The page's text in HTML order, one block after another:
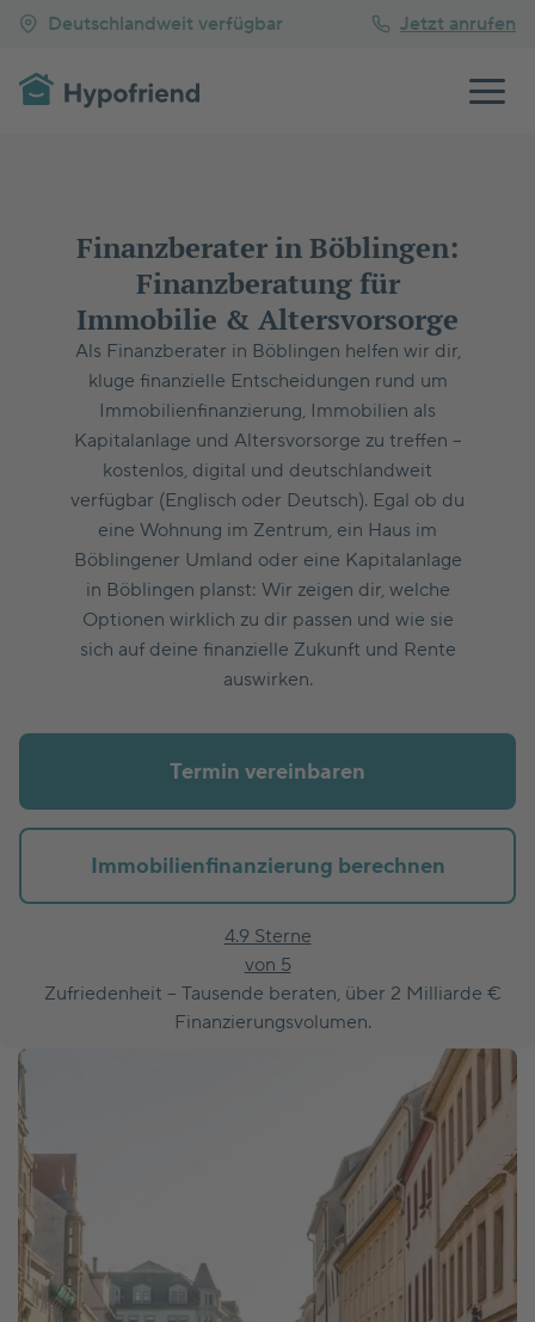
Deutschlandweit verfügbar Jetzt anrufen
Finanzberater in Böblingen:
Finanzberatung für
Immobilie & Altersvorsorge
Als Finanzberater in Böblingen helfen wir dir,
kluge finanzielle Entscheidungen rund um
Immobilienfinanzierung, Immobilien als
Kapitalanlage und Altersvorsorge zu treffen –
kostenlos, digital und deutschlandweit
verfügbar (Englisch oder Deutsch). Egal ob du
eine Wohnung im Zentrum, ein Haus im
Böblingener Umland oder eine Kapitalanlage
in Böblingen planst: Wir zeigen dir, welche
Optionen wirklich zu dir passen und wie sie
sich auf deine finanzielle Zukunft und Rente
auswirken.
Termin vereinbaren
Immobilienfinanzierung berechnen
4.9 Sterne
von 5
Zufriedenheit – Tausende beraten, über 2 Milliarde €
Finanzierungsvolumen.